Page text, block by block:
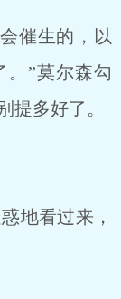
催生的，以
。”莫尔森勾
提多好了。
地看过来，